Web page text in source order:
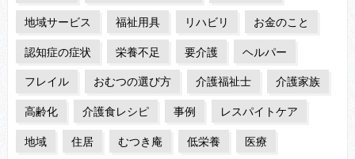
地域サービス 福祉用具 リハビリ お金のこと
認知症の症状 栄養不足 要介護 ヘルパー
フレイル おむつの選び方 介護福祉士 介護家族
高齢化 介護食レシピ 事例 レスパイトケア
地域 住居 むつき庵 低栄養 医療